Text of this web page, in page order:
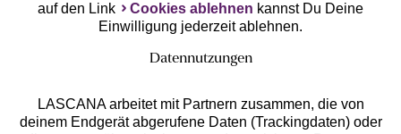
auf den Link
Cookies ablehnen kannst Du Deine
Einwilligung jederzeit ablehnen.
Datennutzungen
LASCANA arbeitet mit Partnern zusammen, die von
deinem Endgerät abgerufene Daten (Trackingdaten) oder